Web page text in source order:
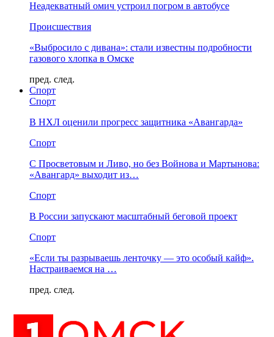
Неадекватный омич устроил погром в автобусе
Происшествия
«Выбросило с дивана»: стали известны подробности
газового хлопка в Омске
пред. след.
Спорт
Спорт
В НХЛ оценили прогресс защитника «Авангарда»
Спорт
С Просветовым и Ливо, но без Войнова и Мартынова:
«Авангард» выходит из…
Спорт
В России запускают масштабный беговой проект
Спорт
«Если ты разрываешь ленточку — это особый кайф».
Настраиваемся на …
пред. след.